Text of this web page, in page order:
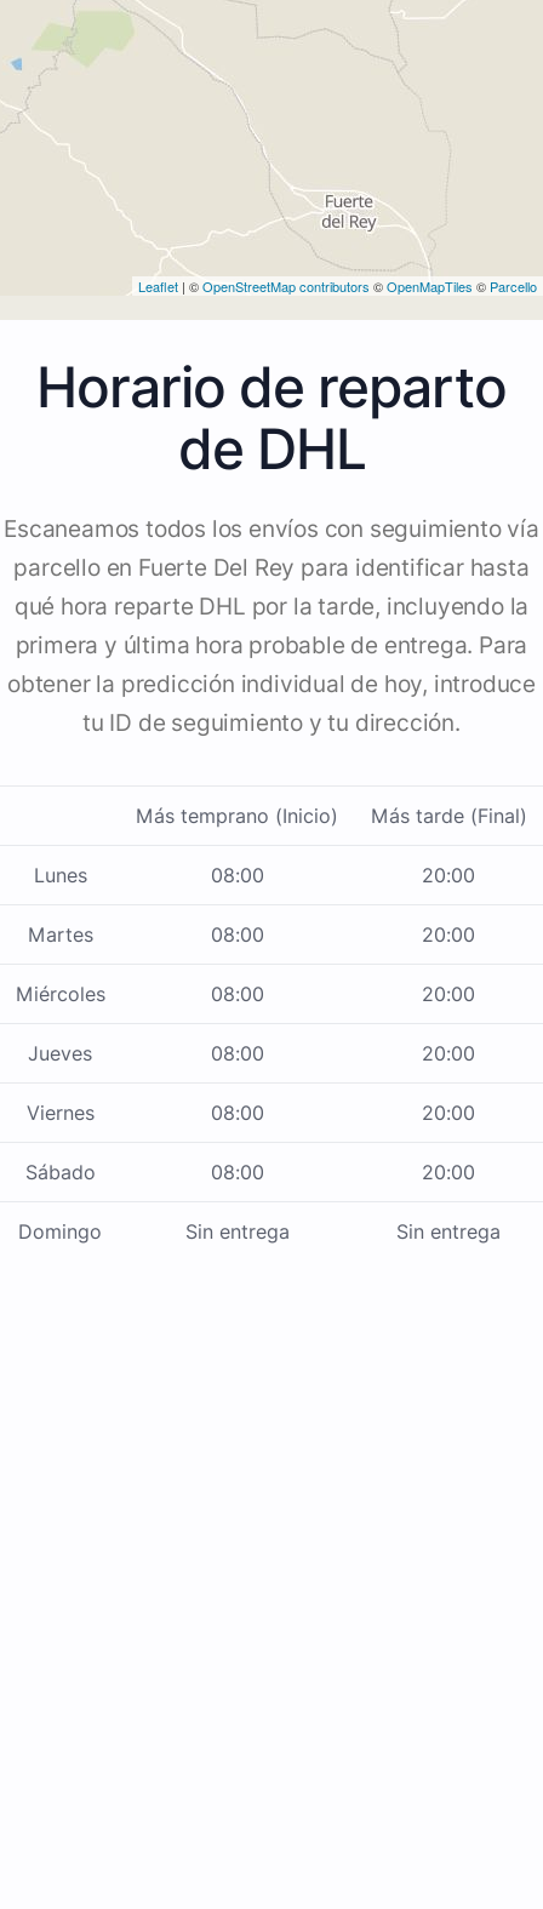
Leaflet | ©OpenStreetMap contributors ©OpenMapTiles © Parcello
Horario de reparto
de DHL
Escaneamos todos los envíos con seguimiento vía
parcello en Fuerte Del Rey para identificar hasta
qué hora reparte DHL por la tarde, incluyendo la
primera y última hora probable de entrega. Para
obtener la predicción individual de hoy, introduce
tu ID de seguimiento y tu dirección.
Más temprano (Inicio) Más tarde (Final)
Lunes 08:00 20:00
Martes 08:00 20:00
Miércoles 08:00 20:00
Jueves 08:00 20:00
Viernes 08:00 20:00
Sábado 08:00 20:00
Domingo Sin entrega Sin entrega